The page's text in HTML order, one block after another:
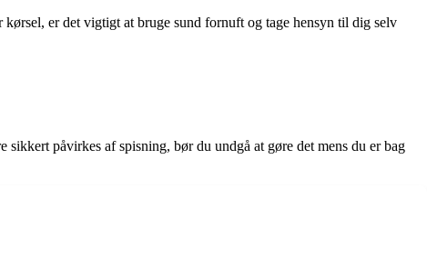
er det vigtigt at bruge sund fornuft og tage hensyn til dig selv
påvirkes af spisning, bør du undgå at gøre det mens du er bag